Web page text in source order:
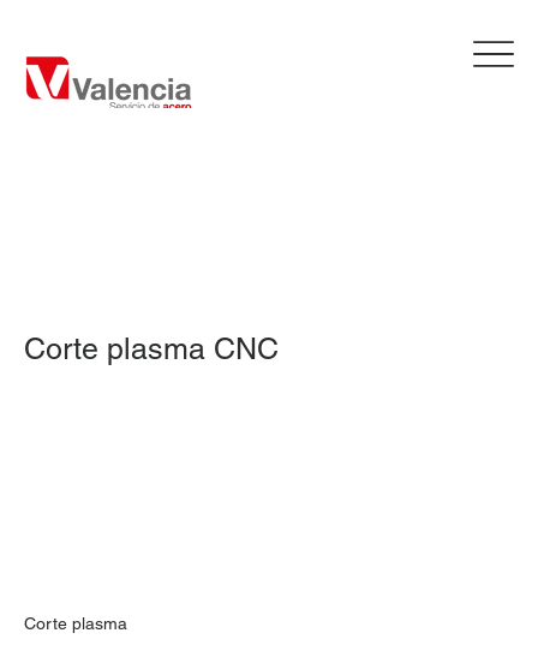
Corte plasma CNC
Corte plasma